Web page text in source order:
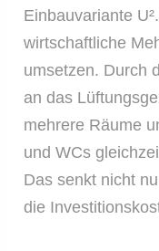
Einbauvariante
wirtschaftliche
umsetzen. Durch
an das
mehrere Räume
und WCs
Das senkt nicht
die